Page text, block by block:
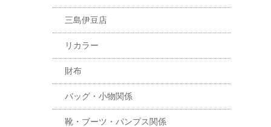
三島伊豆店
リカラー
財布
バッグ・小物関係
靴・ブーツ・パンプス関係